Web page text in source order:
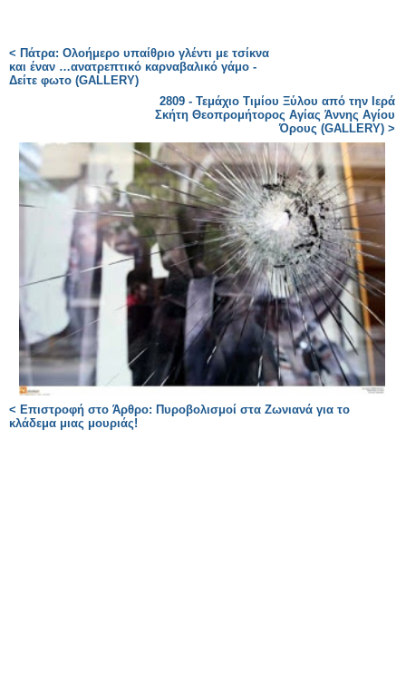
< Πάτρα: Oλοήμερο υπαίθριο γλέντι με τσίκνα
και έναν …ανατρεπτικό καρναβαλικό γάμο -
Δείτε φωτο (GALLERY)
2809 - Τεμάχιο Τιμίου Ξύλου από την Ιερά
Σκήτη Θεοπρομήτορος Αγίας Άννης Αγίου
Όρους (GALLERY) >
< Επιστροφή στο Άρθρο: Πυροβολισμοί στα Ζωνιανά για το
κλάδεμα μιας μουριάς!